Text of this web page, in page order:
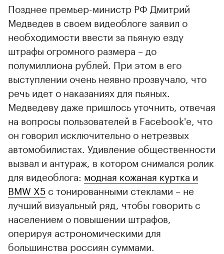
Позднее премьер-министр РФ Дмитрий
Медведев в своем видеоблоге заявил о
необходимости ввести за пьяную езду
штрафы огромного размера – до
полумиллиона рублей. При этом в его
выступлении очень неявно прозвучало, что
речь идет о наказаниях для пьяных.
Медведеву даже пришлось уточнить, отвечая
на вопросы пользователей в Facebook'е, что
он говорил исключительно о нетрезвых
автомобилистах. Удивление общественности
вызвал и антураж, в котором снимался ролик
для видеоблога: модная кожаная куртка и
BMW X5 с тонированными стеклами – не
лучший визуальный ряд, чтобы говорить с
населением о повышении штрафов,
оперируя астрономическими для
большинства россиян суммами.